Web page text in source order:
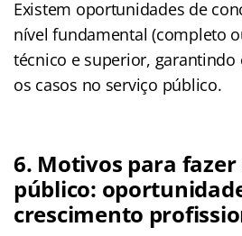
Existem oportunidades de
nível fundamental (completo
técnico e superior, garantindo
os casos no serviço público.
6. Motivos para fazer
público:
crescimento